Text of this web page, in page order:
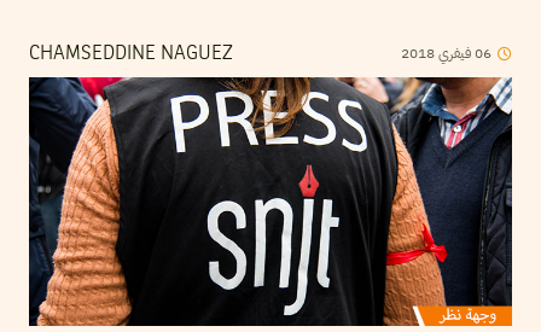
CHAMSEDDINE NAGUEZ 06فيفري2018